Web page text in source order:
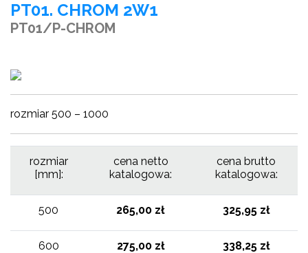
PT01. CHROM 2W1
PT01/P-CHROM
rozmiar 500 – 1000
rozmiar
[mm]:
cena netto
katalogowa:
cena brutto
katalogowa:
500 265,00 zł 325,95 zł
600 275,00 zł 338,25 zł